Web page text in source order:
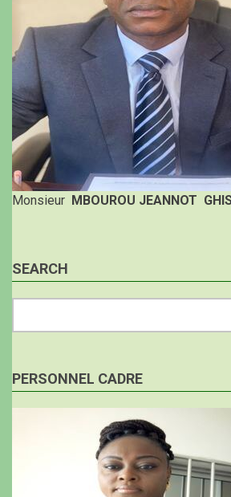
Monsieur MBOUROU JEANNOT
SEARCH
PERSONNEL CADRE